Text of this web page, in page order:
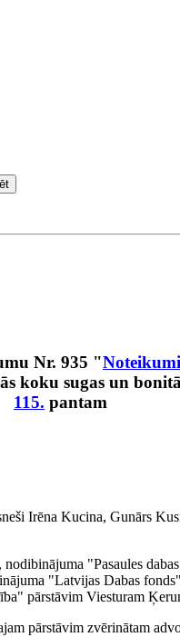
Nr. 935 "
koku sugas un
115. pantam
Irēna Kucina, Gunārs
"Pasaules
"Latvijas Dabas
pārstāvim Viesturam
pārstāvim zvērinātam